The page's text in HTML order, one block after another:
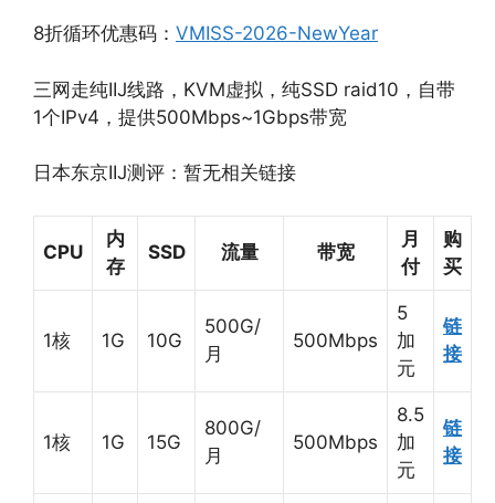
8折循环优惠码： VMISS-2026-NewYear
三网走纯IIJ线路，KVM虚拟，纯SSD raid10，自带
1个IPv4，提供500Mbps~1Gbps带宽
日本东京IIJ测评：暂无相关链接
CPU
内
存
SSD 流量 带宽
月
付
购
买
1核 1G 10G
500G/
月
500Mbps
5
加
元
链
接
1核 1G 15G
800G/
月
500Mbps
8.5
加
元
链
接